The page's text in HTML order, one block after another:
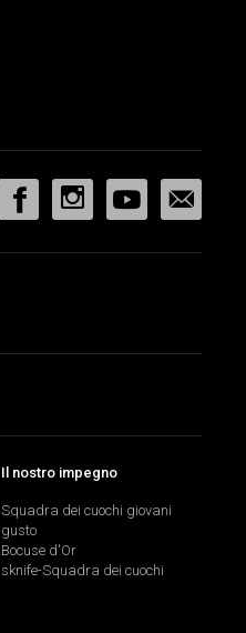
Il nostro impegno
Squadra dei cuochi giovani
gusto
Bocuse d'Or
sknife-Squadra dei cuochi